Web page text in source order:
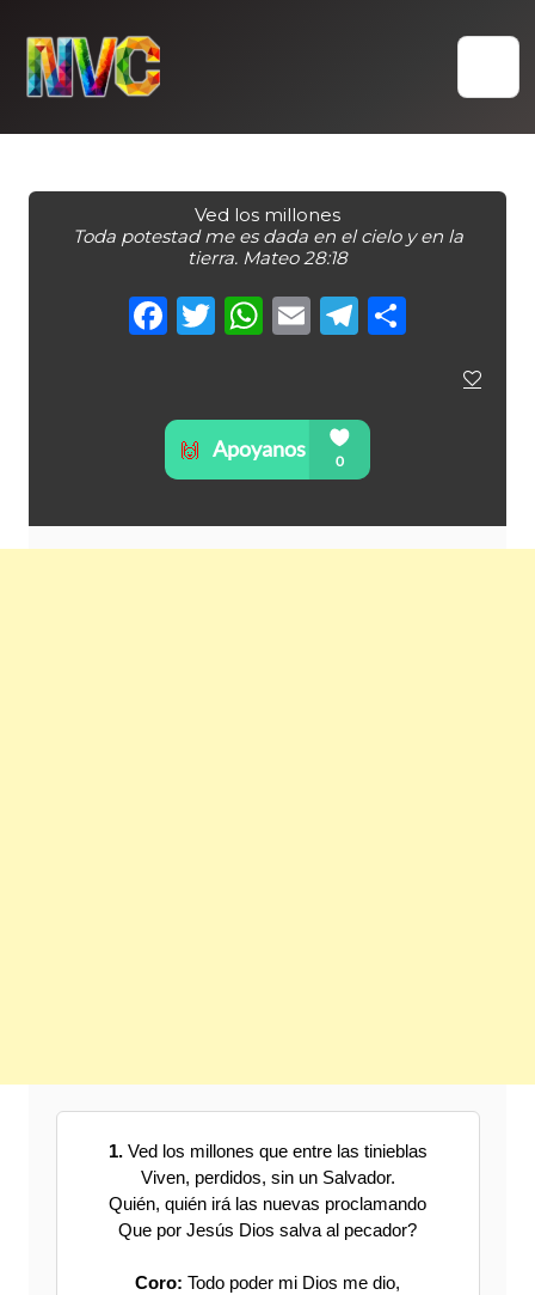
content
Ved los millones
Toda potestad me es dada en el cielo y en la
tierra. Mateo 28:18
Facebook
Twitter
WhatsApp
Email
1.Ved los millones que entre las tinieblas
Viven, perdidos, sin un Salvador.
Quién, quién irá las nuevas proclamando
Que por Jesús Dios salva al pecador?
Coro: Todo poder mi Dios me dio,